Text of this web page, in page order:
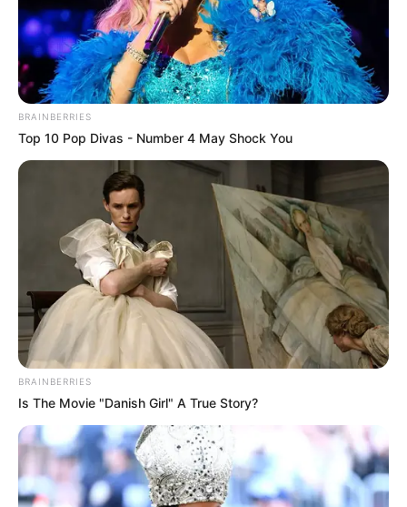
ΔΗΜΟΦΙΛΗ ΑΡΘΡΑ
BRAINBERRIES
Top 10 Pop Divas - Number 4 May Shock You
BRAINBERRIES
Is The Movie "Danish Girl" A True Story?